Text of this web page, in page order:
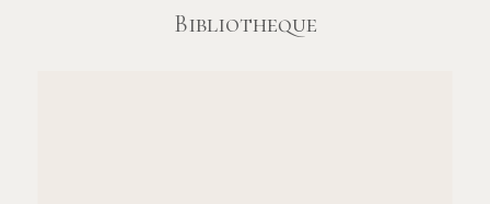
Bibliotheque